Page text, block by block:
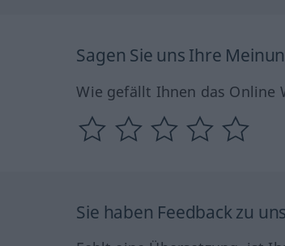
Sagen Sie uns Ihre
Wie gefällt Ihnen das Online
Sie haben Feedback zu